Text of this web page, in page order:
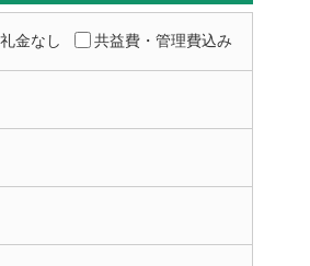
礼金なし 共益費・管理費込み